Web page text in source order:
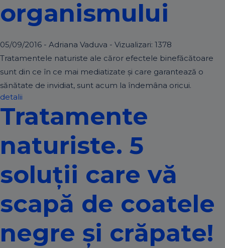
organismului
05/09/2016 - Adriana Vaduva - Vizualizari: 1378
Tratamentele naturiste ale căror efectele binefăcătoare
sunt din ce în ce mai mediatizate și care garantează o
sănătate de invidiat, sunt acum la îndemâna oricui.
detalii
Tratamente
naturiste. 5
soluții care vă
scapă de coatele
negre și crăpate!